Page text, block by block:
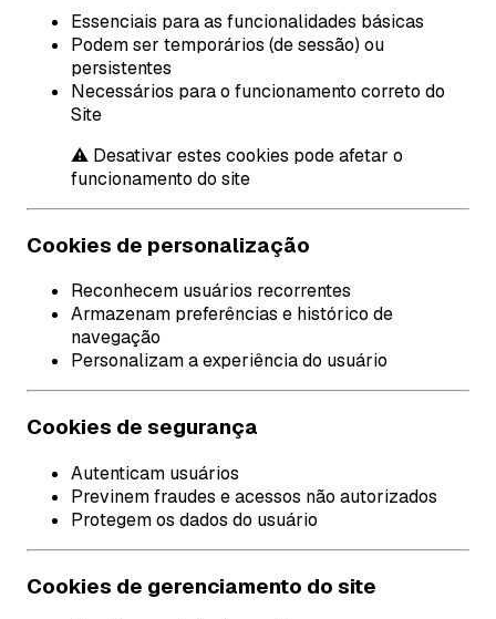
Essenciais para as funcionalidades básicas
Podem ser temporários (de sessão) ou
persistentes
Necessários para o funcionamento correto do
Site
⚠️ Desativar estes cookies pode afetar o
funcionamento do site
Cookies de personalização
Reconhecem usuários recorrentes
Armazenam preferências e histórico de
navegação
Personalizam a experiência do usuário
Cookies de segurança
Autenticam usuários
Previnem fraudes e acessos não autorizados
Protegem os dados do usuário
Cookies de gerenciamento do site